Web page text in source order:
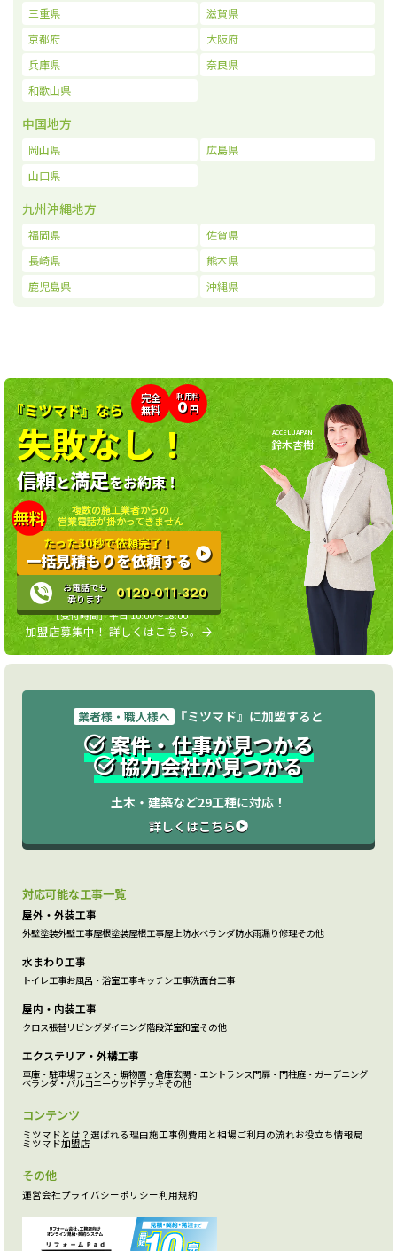
三重県
滋賀県
京都府
大阪府
兵庫県
奈良県
和歌山県
中国地方
岡山県
広島県
山口県
九州沖縄地方
福岡県
佐賀県
長崎県
熊本県
鹿児島県
沖縄県
完全
無料
利用料
0円
『ミツマド』なら
失敗なし！
信頼と満足をお約束！
無料
複数の施工業者からの
営業電話が掛かってきません
たった30秒で依頼完了！
一括見積もりを依頼する
お電話でも
承ります
0120-011-320
［受付時間］平日 10:00〜18:00
加盟店募集中！ 詳しくはこちら。
ACCEL JAPAN
鈴木杏樹
業者様・職人様へ 『ミツマド』に加盟すると
案件・仕事が見つかる
協力会社が見つかる
土木・建築など29工種に対応！
詳しくはこちら
対応可能な工事一覧
屋外・外装工事
外壁塗装外壁工事屋根塗装屋根工事屋上防水ベランダ防水雨漏り修理その他
水まわり工事
トイレ工事お風呂・浴室工事キッチン工事洗面台工事
屋内・内装工事
クロス張替リビングダイニング階段洋室和室その他
エクステリア・外構工事
車庫・駐車場フェンス・塀物置・倉庫玄関・エントランス門扉・門柱庭・ガーデニング
ベランダ・バルコニーウッドデッキその他
コンテンツ
ミツマドとは？ 選ばれる理由施工事例費用と相場 ご利用の流れお役立ち情報局
ミツマド加盟店
その他
運営会社プライバシーポリシー利用規約